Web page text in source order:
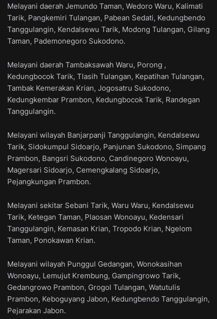
Melayani daerah Jemundo Taman, Wedoro Waru, Kalimati
Tarik, Pangkemiri Tulangan, Pabean Sedati, Kedungbendo
Tanggulangin, Kendalsewu Tarik, Modong Tulangan, Gilang
Taman, Pademonegoro Sukodono.
Melayani daerah Tambaksawah Waru, Porong ,
Kedungbocok Tarik, Tlasih Tulangan, Kepatihan Tulangan,
Tambak Kemerakan Krian, Jogosatru Sukodono,
Kedungkembar Prambon, Kedungbocok Tarik, Randegan
Tanggulangin.
Melayani wilayah Banjarpanji Tanggulangin, Kendalsewu
Tarik, Sidokumpul Sidoarjo, Panjunan Sukodono, Simpang
Prambon, Bangsri Sukodono, Candinegoro Wonoayu,
Magersari Sidoarjo, Cemengkalang Sidoarjo,
Pejangkungan Prambon.
Melayani sekitar Sebani Tarik, Waru Waru, Kendalsewu
Tarik, Ketegan Taman, Plaosan Wonoayu, Kedensari
Tanggulangin, Kemasan Krian, Tropodo Krian, Ngelom
Taman, Ponokawan Krian.
Melayani wilayah Punggul Gedangan, Wonokasihan
Wonoayu, Lemujut Krembung, Gampingrowo Tarik,
Gedangrowo Prambon, Grogol Tulangan, Watutulis
Prambon, Keboguyang Jabon, Kedungbendo Tanggulangin,
Pejarakan Jabon.